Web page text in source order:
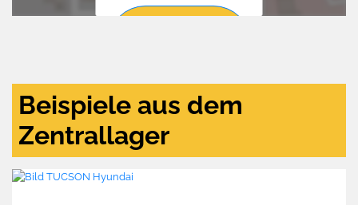
Beispiele aus dem
Zentrallager